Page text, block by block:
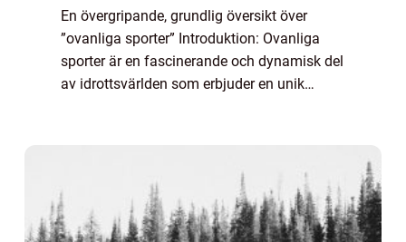
En övergripande, grundlig översikt över
”ovanliga sporter” Introduktion: Ovanliga
sporter är en fascinerande och dynamisk del
av idrottsvärlden som erbjuder en unik